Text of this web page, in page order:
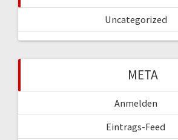
Uncategorized
META
Anmelden
Eintrags-Feed